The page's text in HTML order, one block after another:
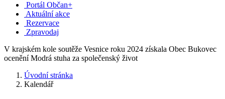
Portál Občan+
Aktuální akce
Rezervace
Zpravodaj
V krajském kole soutěže Vesnice roku 2024 získala Obec Bukovec
ocenění Modrá stuha za společenský život
Úvodní stránka
Kalendář